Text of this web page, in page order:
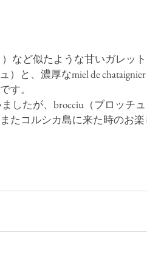
）など似たような甘いガレッ
）と、濃厚なmiel de
す。
したが、 brocciu（ブロッチ
たコルシカ島に来た時のお楽